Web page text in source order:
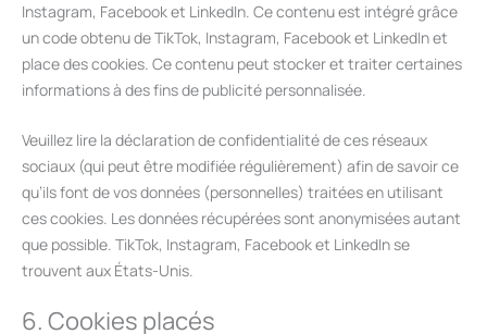
Instagram, Facebook et LinkedIn. Ce contenu est intégré grâce
un code obtenu de TikTok, Instagram, Facebook et LinkedIn et
place des cookies. Ce contenu peut stocker et traiter certaines
informations à des fins de publicité personnalisée.
Veuillez lire la déclaration de confidentialité de ces réseaux
sociaux (qui peut être modifiée régulièrement) afin de savoir ce
qu’ils font de vos données (personnelles) traitées en utilisant
ces cookies. Les données récupérées sont anonymisées autant
que possible. TikTok, Instagram, Facebook et LinkedIn se
trouvent aux États-Unis.
6. Cookies placés